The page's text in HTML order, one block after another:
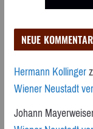
NEUE
Hermann Kollinger
Wiener Neustadt
Johann